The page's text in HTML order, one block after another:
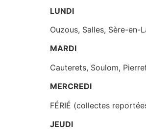
LUNDI
Ouzous, Salles, Sère-en-
MARDI
Cauterets, Soulom,
MERCREDI
FÉRIÉ (collectes
JEUDI